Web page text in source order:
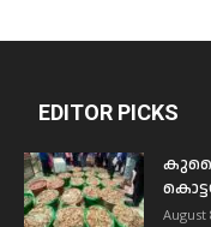
EDITOR PICKS
August